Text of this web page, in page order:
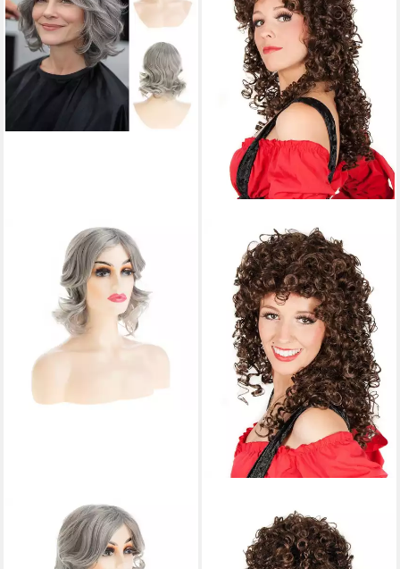
LUXUSKOLLEKTION
Kostüm-Perücke Perücke
Damen kurz lockig synthetisch
MASKWORLD
Kostüm-Perücke Gelockte
Langhaarperücke braun -